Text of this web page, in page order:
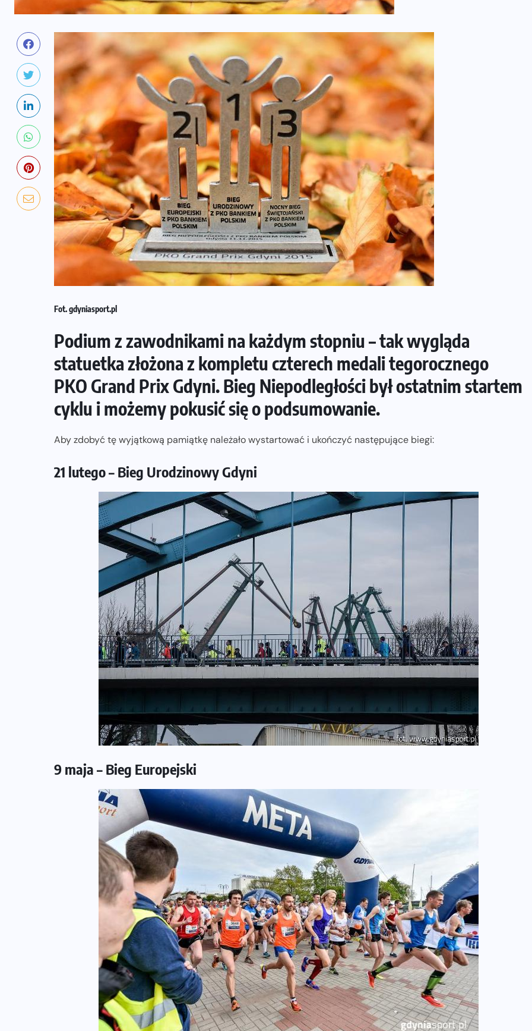
Fot. gdyniasport.pl
Podium z zawodnikami na każdym stopniu – tak wygląda
statuetka złożona z kompletu czterech medali tegorocznego
PKO Grand Prix Gdyni. Bieg Niepodległości był ostatnim startem
cyklu i możemy pokusić się o podsumowanie.
Aby zdobyć tę wyjątkową pamiątkę należało wystartować i ukończyć następujące biegi:
21 lutego – Bieg Urodzinowy Gdyni
9 maja – Bieg Europejski
NADCHODZĄCE IMPREZY WYDARZENIA
ZAPOWIEDZI IMPREZ
XV DAMAK Tarczyn Półmaraton już
13 września. Sportowe święto dla
całych rodzin
07-08-2026